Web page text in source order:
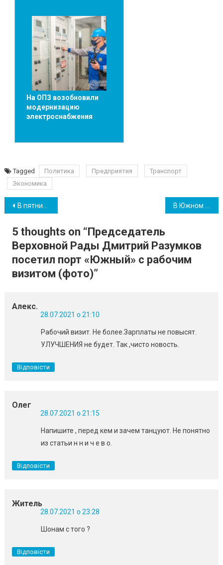
На ОПЗ возобновили
модернизацию
электроснабжения
Tagged Политика Предприятия
Транспорт
Экономика
Навігація
записів
В пятницу в Южном будет работать мобильный сервисный центр МВД
5 thoughts on “Председатель
Верховной Рады Дмитрий Разумков
посетил порт «Южный» с рабочим
визитом (фото)”
Алекс.
28.07.2021 о 21:10
Рабочий визит. Не более.Зарплаты не повысят.
УЛУЧШЕНИЯ не будет. Так ,чисто новость.
Відповісти
Олег
28.07.2021 о 21:15
Напишите , перед кем и зачем танцуют. Не понятно
из статьи н н и ч е в о.
Відповісти
Житель
28.07.2021 о 23:28
Шонам с того ?
Відповісти